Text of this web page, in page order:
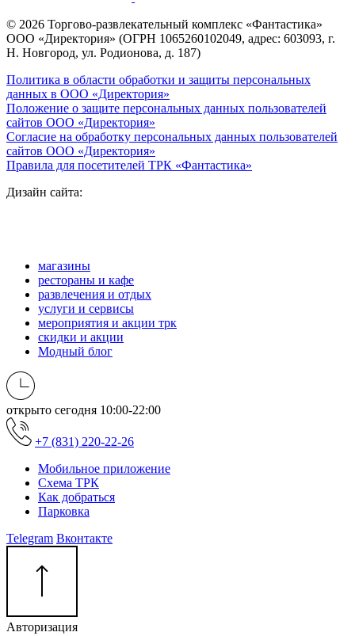
© 2026 Торгово-развлекательный комплекс «Фантастика»
ООО «Директория» (ОГРН 1065260102049, адрес: 603093, г.
Н. Новгород, ул. Родионова, д. 187)
Политика в области обработки и защиты персональных
данных в ООО «Директория»
Положение о защите персональных данных пользователей
сайтов ООО «Директория»
Согласие на обработку персональных данных пользователей
сайтов ООО «Директория»
Правила для посетителей ТРК «Фантастика»
Дизайн сайта:
магазины
рестораны и кафе
развлечения и отдых
услуги и сервисы
мероприятия и акции трк
скидки и акции
Модный блог
открыто сегодня 10:00-22:00
+7 (831) 220-22-26
Мобильное приложение
Схема ТРК
Как добраться
Парковка
Telegram Вконтакте
Авторизация